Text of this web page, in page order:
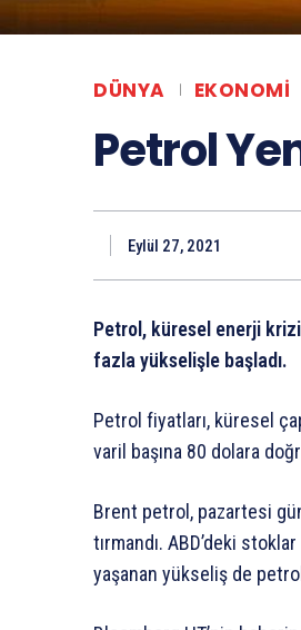
DÜNYA EKONOMI
Petrol
Eylül 27, 2021
Petrol, küresel enerji
fazla yükselişle başladı.
Petrol fiyatları, küresel
varil başına 80 dolara
Brent petrol, pazartesi
tırmandı. ABD’deki
yaşanan yükseliş de